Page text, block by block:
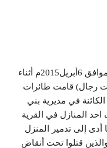
عند الساعة 12:00 ظهراً من يوم الاثنين الموافق 6أبريل2015م أثناء
رجال) قامت طائرات
في مديرية بني
المنازل في القرية
إلى تدمير المنزل
قتلوا تحت أنقاض